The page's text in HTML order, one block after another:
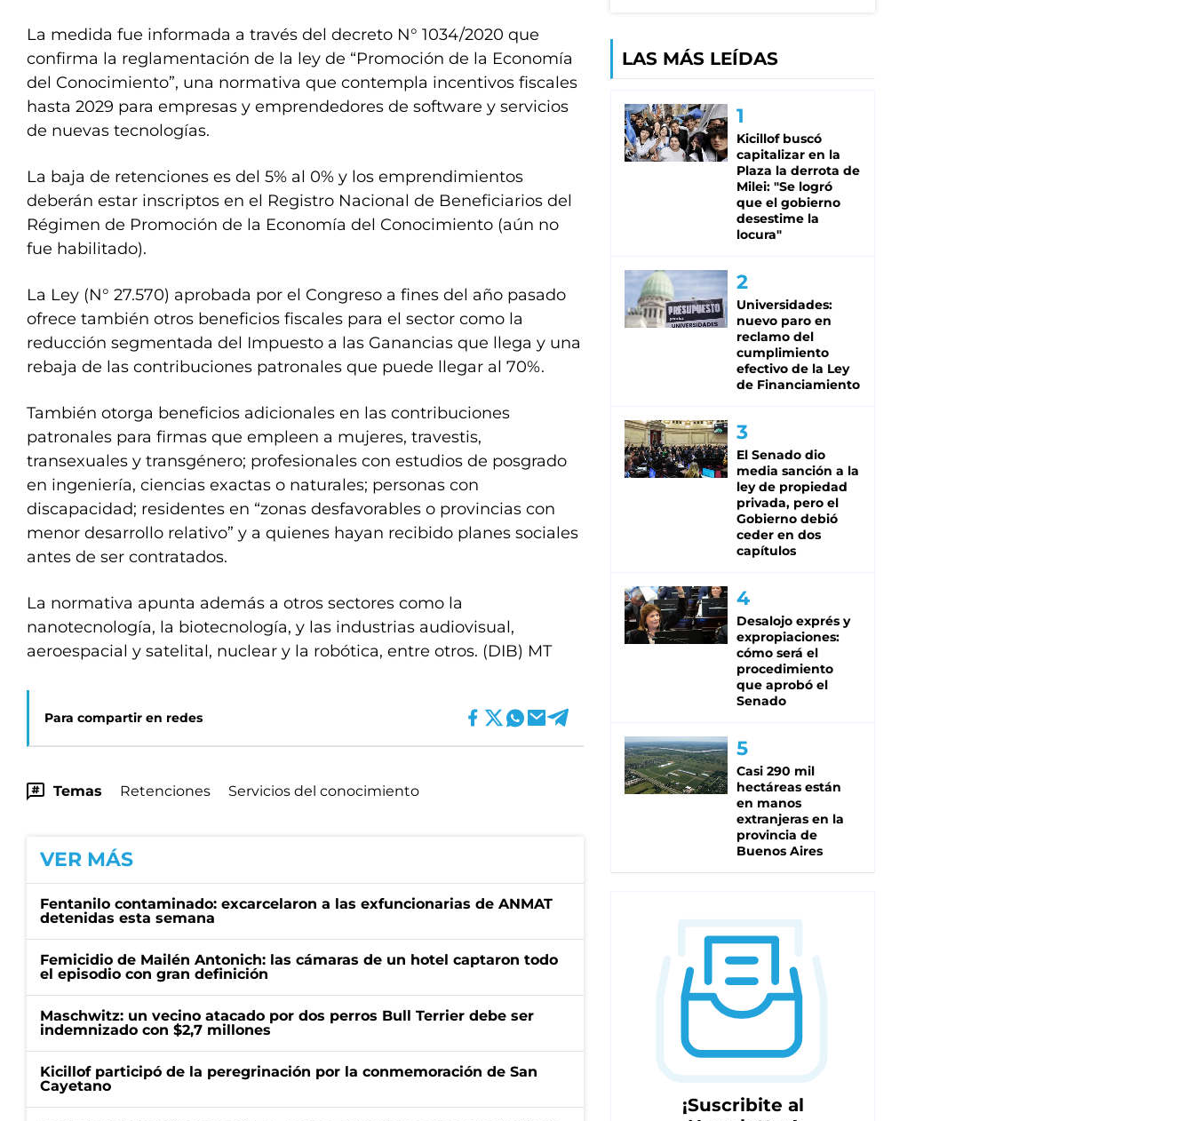
La medida fue informada a través del decreto N° 1034/2020 que
confirma la reglamentación de la ley de “Promoción de la Economía
del Conocimiento”, una normativa que contempla incentivos fiscales
hasta 2029 para empresas y emprendedores de software y servicios
de nuevas tecnologías.
La baja de retenciones es del 5% al 0% y los emprendimientos
deberán estar inscriptos en el Registro Nacional de Beneficiarios del
Régimen de Promoción de la Economía del Conocimiento (aún no
fue habilitado).
La Ley (N° 27.570) aprobada por el Congreso a fines del año pasado
ofrece también otros beneficios fiscales para el sector como la
reducción segmentada del Impuesto a las Ganancias que llega y una
rebaja de las contribuciones patronales que puede llegar al 70%.
También otorga beneficios adicionales en las contribuciones
patronales para firmas que empleen a mujeres, travestis,
transexuales y transgénero; profesionales con estudios de posgrado
en ingeniería, ciencias exactas o naturales; personas con
discapacidad; residentes en “zonas desfavorables o provincias con
menor desarrollo relativo” y a quienes hayan recibido planes sociales
antes de ser contratados.
La normativa apunta además a otros sectores como la
nanotecnología, la biotecnología, y las industrias audiovisual,
aeroespacial y satelital, nuclear y la robótica, entre otros. (DIB) MT
Para compartir en redes
Temas Retenciones Servicios del conocimiento
VER MÁS
Fentanilo contaminado: excarcelaron a las exfuncionarias de ANMAT
detenidas esta semana
Femicidio de Mailén Antonich: las cámaras de un hotel captaron todo
el episodio con gran definición
Maschwitz: un vecino atacado por dos perros Bull Terrier debe ser
indemnizado con $2,7 millones
Kicillof participó de la peregrinación por la conmemoración de San
Cayetano
LAS MÁS LEÍDAS
Kicillof buscó
capitalizar en la
Plaza la derrota de
Milei: "Se logró
que el gobierno
desestime la
locura"
Universidades:
nuevo paro en
reclamo del
cumplimiento
efectivo de la Ley
de Financiamiento
El Senado dio
media sanción a la
ley de propiedad
privada, pero el
Gobierno debió
ceder en dos
capítulos
Desalojo exprés y
expropiaciones:
cómo será el
procedimiento
que aprobó el
Senado
Casi 290 mil
hectáreas están
en manos
extranjeras en la
provincia de
Buenos Aires
¡Suscribite al